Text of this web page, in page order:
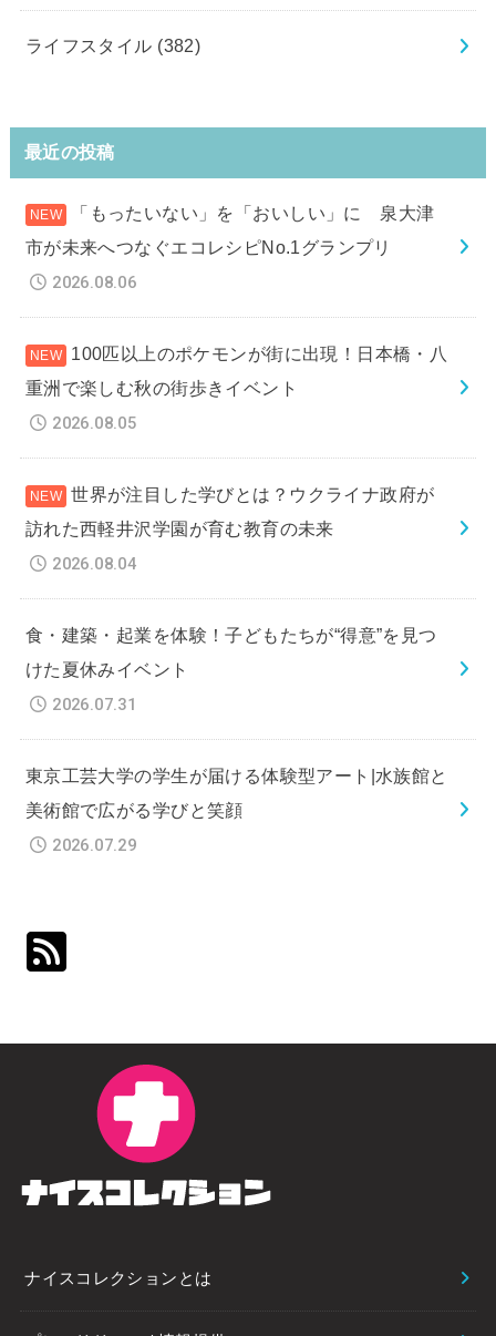
ライフスタイル (382)
最近の投稿
「もったいない」を「おいしい」に 泉大津
市が未来へつなぐエコレシピNo.1グランプリ
2026.08.06
100匹以上のポケモンが街に出現！日本橋・八
重洲で楽しむ秋の街歩きイベント
2026.08.05
世界が注目した学びとは？ウクライナ政府が
訪れた西軽井沢学園が育む教育の未来
2026.08.04
食・建築・起業を体験！子どもたちが“得意”を見つ
けた夏休みイベント
2026.07.31
東京工芸大学の学生が届ける体験型アート|水族館と
美術館で広がる学びと笑顔
2026.07.29
ナイスコレクションとは